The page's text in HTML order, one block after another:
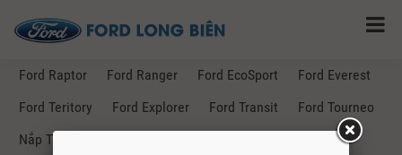
Ford Raptor Ford Ranger Ford EcoSport
Ford Everest
Ford Teritory
Ford Explorer Ford Transit
Ford Tourneo
Nắp Thùng Ford Ranger